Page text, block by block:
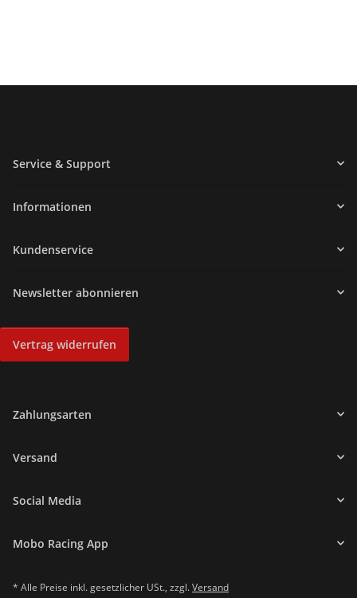
Service & Support
Informationen
Kundenservice
Newsletter abonnieren
Vertrag widerrufen
Zahlungsarten
Versand
Social Media
Mobo Racing App
* Alle Preise inkl. gesetzlicher USt., zzgl.Versand